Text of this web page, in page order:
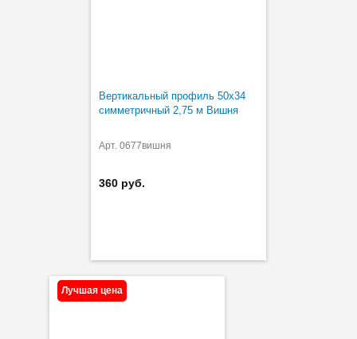
Вертикальный профиль 50х34
симметричный 2,75 м Вишня
Арт. 0677вишня
360 руб.
Лучшая цена